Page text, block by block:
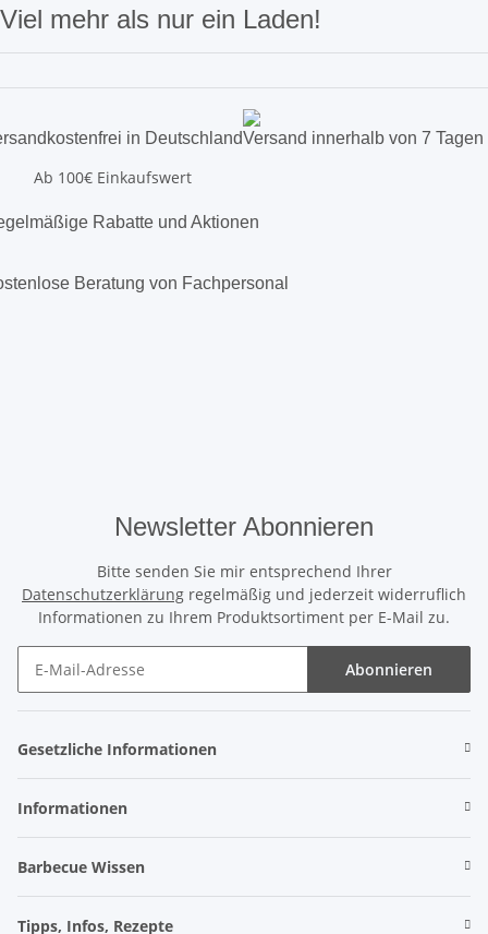
Viel mehr als nur ein Laden!
in Deutschland
Ab 100€ Einkaufswert
Versand innerhalb von 7 Tagen
Rabatte und Aktionen
Beratung von Fachpersonal
Newsletter Abonnieren
Bitte senden Sie mir entsprechend Ihrer
Datenschutzerklärung regelmäßig und jederzeit widerruflich
Informationen zu Ihrem Produktsortiment per E-Mail zu.
Abonnieren
Gesetzliche Informationen
Informationen
Barbecue Wissen
Tipps, Infos, Rezepte